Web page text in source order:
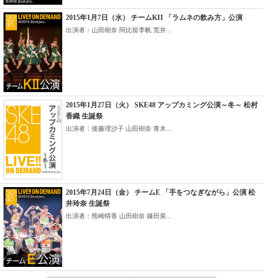
2015年1月7日（水） チームKII 「ラムネの飲み方」公演
出演者：山田樹奈 阿比留李帆 荒井...
2015年1月27日（火） SKE48 アップカミング公演～冬～ 松村
香織 生誕祭
出演者：後藤理沙子 山田樹奈 青木...
2015年7月24日（金） チームE 「手をつなぎながら」公演 松
井玲奈 生誕祭
出演者：熊崎晴香 山田樹奈 鎌田菜...